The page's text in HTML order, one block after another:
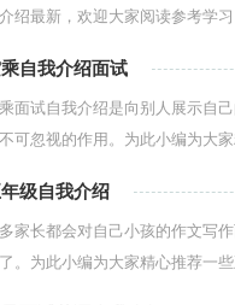
绍最新，欢迎大家阅读参考学
自我介绍面试
面试自我介绍是向别人展示自
可忽视的作用。为此小编为大
级自我介绍
家长都会对自己小孩的作文写
。为此小编为大家精心推荐一